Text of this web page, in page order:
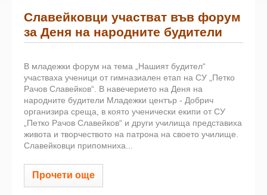
Славейковци участват във форум
за Деня на народните будители
В младежки форум на тема „Нашият будител“
участваха ученици от гимназиален етап на СУ „Петко
Рачов Славейков“. В навечерието на Деня на
народните будители Младежки център - Добрич
организира среща, в която ученически екипи от СУ
„Петко Рачов Славейков“ и други училища представиха
живота и творчеството на патрона на своето училище.
Славейковци припомниха...
Прочети още